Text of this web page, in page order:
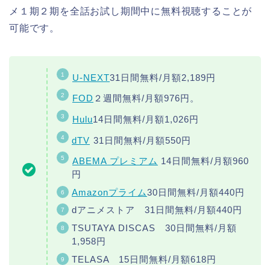
メ１期２期を全話お試し期間中に無料視聴することが
可能です。
U-NEXT31日間無料/月額2,189円
FOD ２週間無料/月額976円。
Hulu14日間無料/月額1,026円
dTV 31日間無料/月額550円
ABEMA プレミアム 14日間無料/月額960
円
Amazonプライム30日間無料/月額440円
dアニメストア 31日間無料/月額440円
TSUTAYA DISCAS 30日間無料/月額
1,958円
TELASA 15日間無料/月額618円